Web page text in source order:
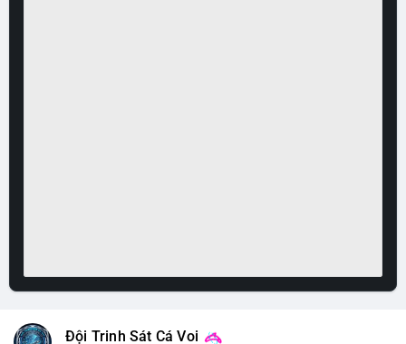
Đội Trinh Sát Cá Voi